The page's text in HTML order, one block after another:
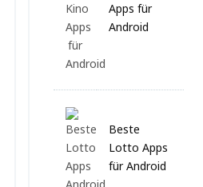
Apps für
Android
Beste
Lotto Apps
für Android